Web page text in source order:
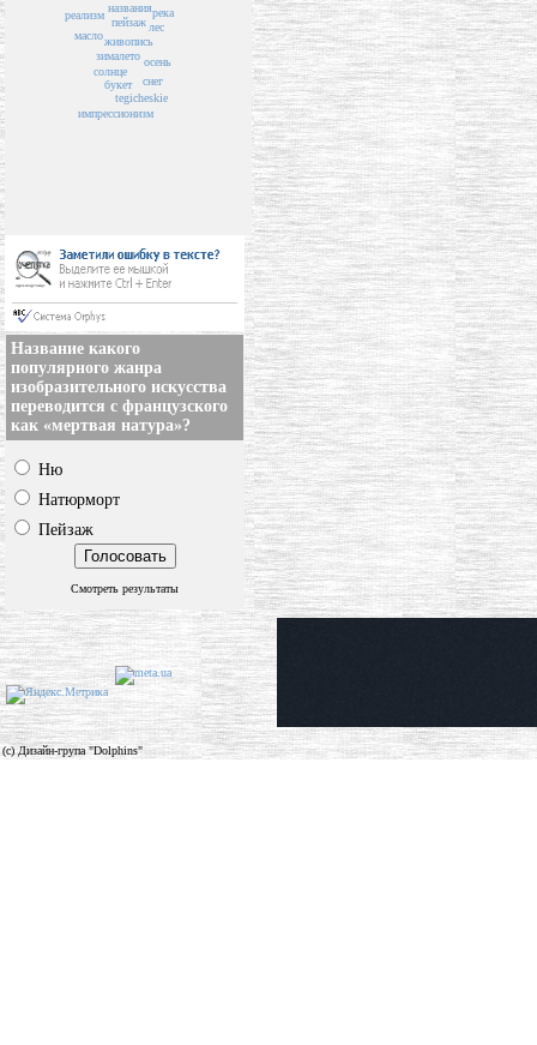
пейзаж
названия
живопись
лето
солнце
лес
зима
осень
букет
масло
река
снег
tegicheskie
реализм
импрессионизм
Название какого
популярного жанра
изобразительного искусства
переводится с французского
как «мертвая натура»?
Ню
Натюрморт
Пейзаж
Смотреть результаты
(c) Дизайн-група "Dolphins"